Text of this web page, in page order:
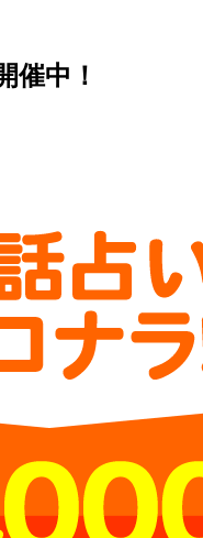
催中！